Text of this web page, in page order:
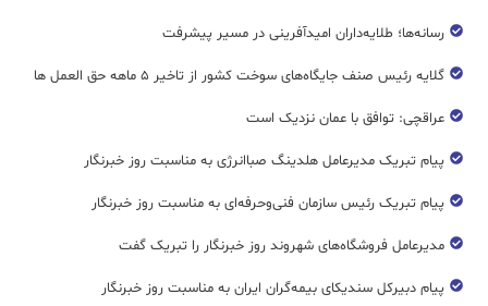
رسانه‌ها؛ طلایه‌داران امیدآفرینی در مسیر پیشرفت
گلایه رئیس صنف جایگاه‌های سوخت کشور از تاخیر ۵ ماهه حق العمل ها
عراقچی: توافق با عمان نزدیک است
پیام تبریک مدیرعامل هلدینگ صباانرژی به مناسبت روز خبرنگار
پیام تبریک رئیس سازمان فنی‌و‌حرفه‌ای به مناسبت روز خبرنگار
مدیرعامل فروشگاه‌های شهروند روز خبرنگار را تبریک گفت
پیام دبیرکل سندیکای بیمه‌گران ایران به مناسبت روز خبرنگار